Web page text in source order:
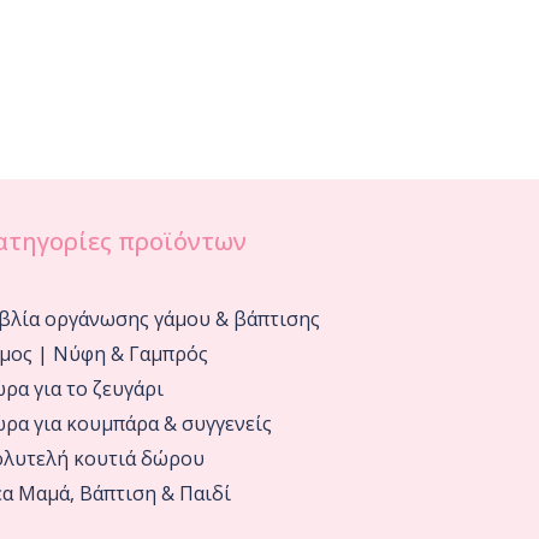
προϊόντων
οργάνωσης γάμου & βάπτισης
| Νύφη & Γαμπρός
για το ζευγάρι
για κουμπάρα & συγγενείς
κουτιά δώρου
Μαμά, Βάπτιση & Παιδί